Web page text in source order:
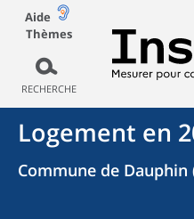
Aide
Thèmes
RECHERCHE
Logement en
Commune de Dauphin